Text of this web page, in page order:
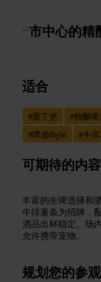
“市中心的精
适合
#爱丁堡 #精酿啤
#啤酒flight #牛
可期待的内容
丰富的生啤选择和
牛排薯条为招牌，
酒品出杯稳定。场
允许携带宠物。
规划您的参观